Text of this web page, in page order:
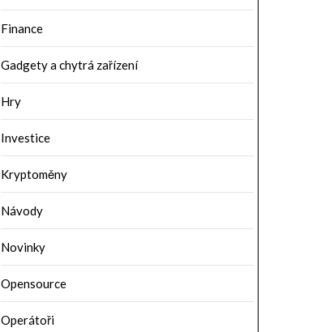
Finance
Gadgety a chytrá zařízení
Hry
Investice
Kryptoměny
Návody
Novinky
Opensource
Operátoři